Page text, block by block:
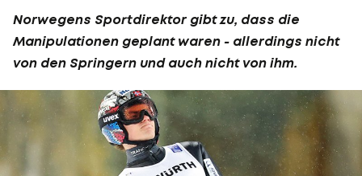
Norwegens Sportdirektor gibt zu, dass die
Manipulationen geplant waren - allerdings nicht
von den Springern und auch nicht von ihm.